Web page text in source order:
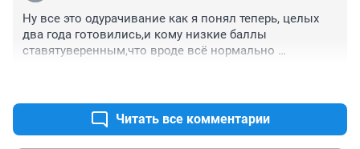
Ну все это одурачивание как я понял теперь, целых
два года готовились,и кому низкие баллы
ставятуверенным,что вроде всё нормально
систему,регионы,и почему у них почти у всех 90+
Читать все комментарии